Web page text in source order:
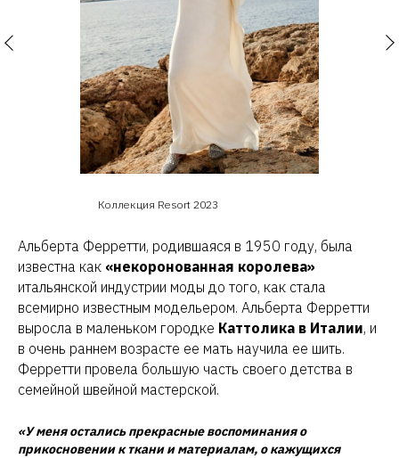
Коллекция Resort 2023
Альберта Ферретти, родившаяся в 1950 году, была
известна как «некоронованная королева»
итальянской индустрии моды до того, как стала
всемирно известным модельером. Альберта Ферретти
выросла в маленьком городке Каттолика в Италии, и
в очень раннем возрасте ее мать научила ее шить.
Ферретти провела большую часть своего детства в
семейной швейной мастерской.
«У меня остались прекрасные воспоминания о
прикосновении к ткани и материалам, о кажущихся